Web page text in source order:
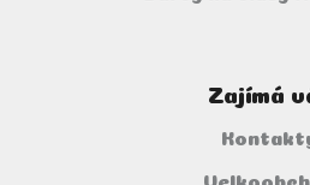
Zajímá